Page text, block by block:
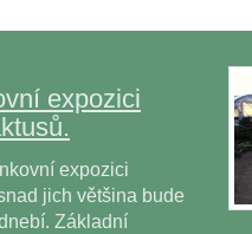
expozici
expozici
jich většina bude
Základní